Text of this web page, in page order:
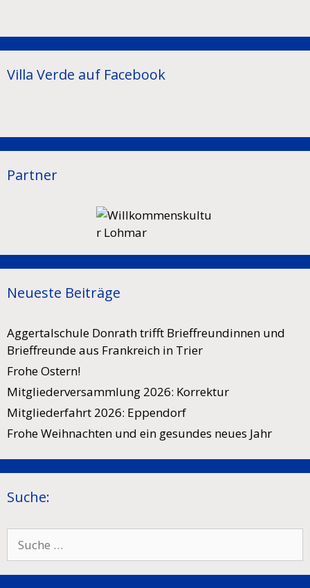
Villa Verde auf Facebook
Partner
Neueste Beiträge
Aggertalschule Donrath trifft Brieffreundinnen und
Brieffreunde aus Frankreich in Trier
Frohe Ostern!
Mitgliederversammlung 2026: Korrektur
Mitgliederfahrt 2026: Eppendorf
Frohe Weihnachten und ein gesundes neues Jahr
Suche:
nach: